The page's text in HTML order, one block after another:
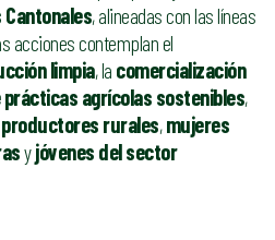
, alineadas con las líneas
acciones contemplan el
limpia, la comercialización
prácticas agrícolas sostenibles,
productores rurales,mujeres
yjóvenes del sector